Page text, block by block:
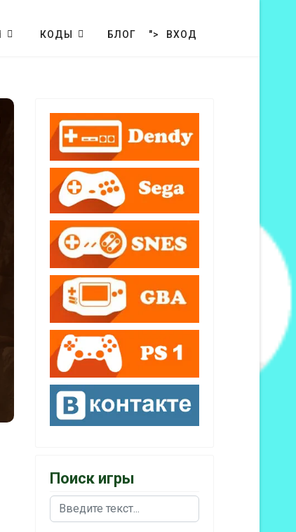
КОДЫ БЛОГ "> ВХОД
Поиск игры
Поиск